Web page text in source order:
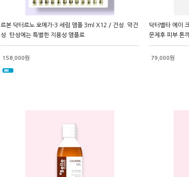
르본 닥터르노 오메가-3 세럼 앰플 3ml X12 / 건성. 악건
성. 탄성에는 특별한 지용성 앰플로
158,000원
닥터벨타 에이
문제후 피부 톤
79,000원